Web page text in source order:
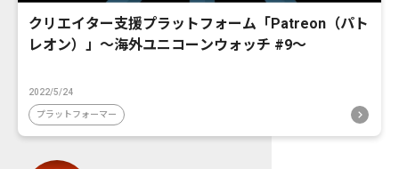
クリエイター支援プラットフォーム「Patreon（パト
レオン）」〜海外ユニコーンウォッチ #9〜
2022/5/24
プラットフォーマー